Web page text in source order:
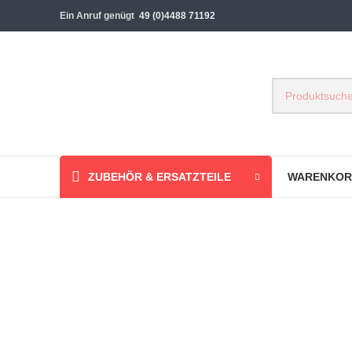
Ein Anruf genügt 49 (0)4488 71192
ZUBEHÖR & ERSATZTEILE